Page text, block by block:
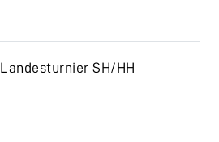
Landesturnier SH/HH